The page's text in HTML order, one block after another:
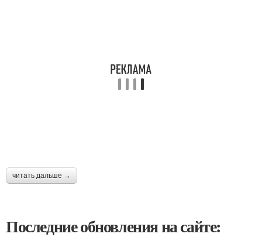
читать дальше →
Последние обновления на сайте: